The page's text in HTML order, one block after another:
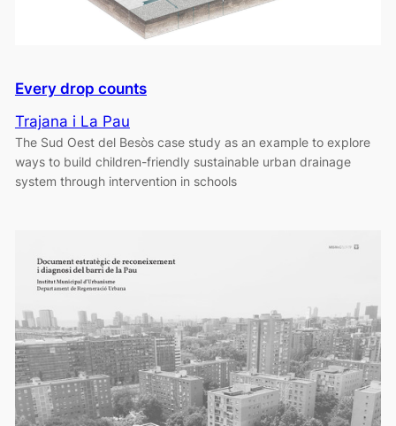
Every drop counts
Trajana i La Pau
The Sud Oest del Besòs case study as an example to explore
ways to build children-friendly sustainable urban drainage
system through intervention in schools